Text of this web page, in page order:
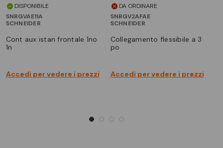
DISPONIBILE
SNRGVAE11A
SCHNEIDER
cont aux istan frontale 1no
1n
Accedi per vedere i prezzi
DA ORDINARE
SNRGV2AFAE
SCHNEIDER
collegamento flessibile a 3
po
Accedi per vedere i prezzi